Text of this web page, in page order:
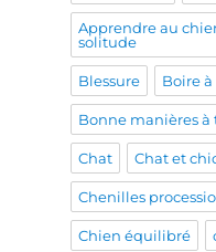
Apprendre au
solitude
Blessure Boire
Bonne manières à
Chat Chat et
Chenilles
Chien équilibré